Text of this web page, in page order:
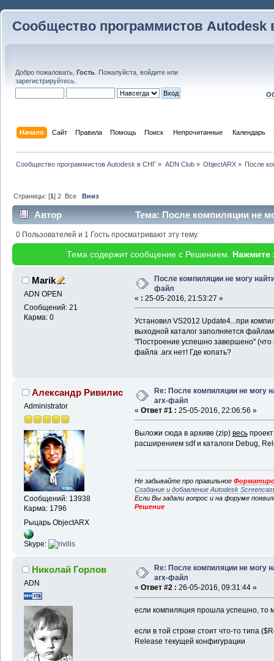
Сообщество программистов Autodesk
Добро пожаловать, Гость . Пожалуйста, войдите или
зарегистрируйтесь
Начало Сайт Правила Помощь Поиск Непрочитанные Календарь
Сообщество программистов Autodesk в СНГ » ADN Club» ObjectARX» После
Страницы: [1]2 Все Вниз
Автор
Тема: После компиляции не
раз)
0 Пользователей и 1 Гость просматривают эту тему.
Тема содержит сообщение с Решением. Нажмите
Marik
ADN OPEN
Сообщений: 21
Карма: 0
После компиляции не могу
файл
« : 25-05-2016, 21:53:27 »
Установил VS2012 Update4...при
выходной каталог заполняется
"Построение успешно завершено" (что
файла .arx нет! Где копать?
Александр Ривилис
Administrator
Сообщений: 13938
Карма: 1796
Рыцарь ObjectARX
Skype:
Re: После компиляции не могу
arx-файл
« Ответ #1 : 25-05-2016, 22:06:56 »
Выложи сюда в архиве (zip) весь
расширением sdf и каталоги Debug,
Не забывайте про правильное
Создание и добавление Autodesk
Если Вы задали вопрос и на форуме
Решение
Николай Горлов
ADN
Re: После компиляции не могу
arx-файл
« Ответ #2 : 26-05-2016, 09:31:44 »
если компиляция прошла успешно, то
если в той строке стоит что-то типа
Release текущей конфигурации